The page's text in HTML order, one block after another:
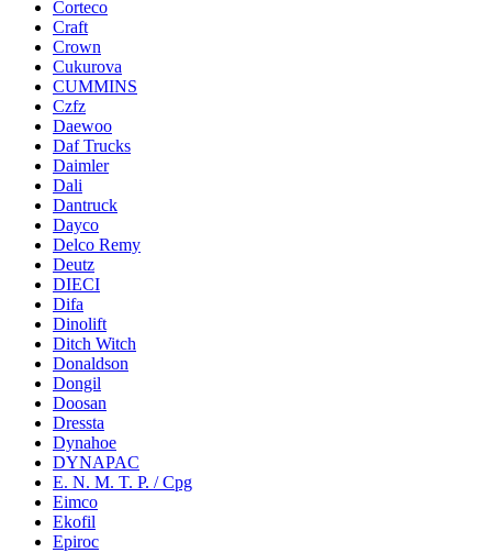
Corteco
Craft
Crown
Cukurova
CUMMINS
Czfz
Daewoo
Daf Trucks
Daimler
Dali
Dantruck
Dayco
Delco Remy
Deutz
DIECI
Difa
Dinolift
Ditch Witch
Donaldson
Dongil
Doosan
Dressta
Dynahoe
DYNAPAC
E. N. M. T. P. / Cpg
Eimco
Ekofil
Epiroc